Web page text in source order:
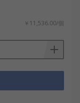
￥11,536.00/個